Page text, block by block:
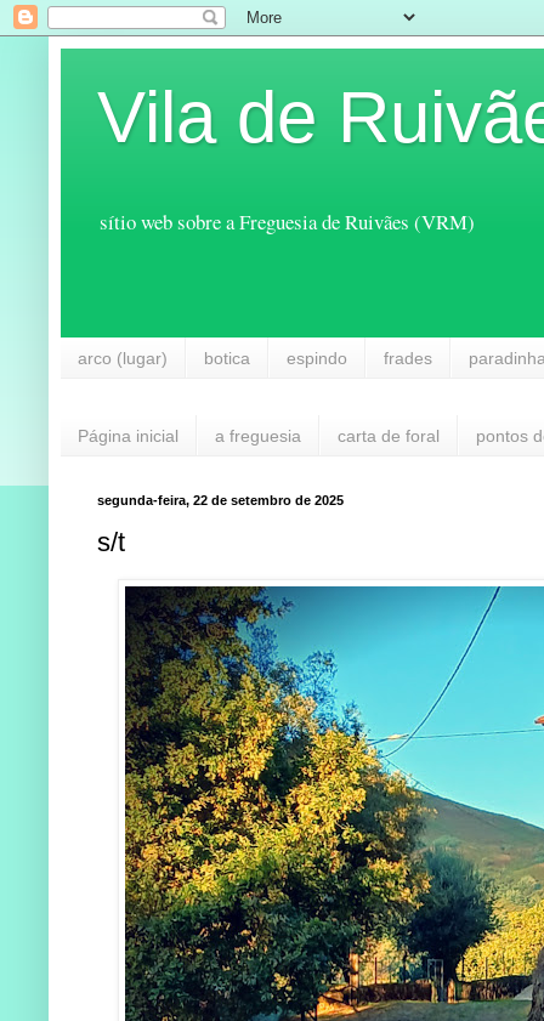
Vila de
sítio web sobre a Freguesia de Ruivães (VRM)
arco (lugar) botica espindo frades
Página inicial a freguesia carta de foral pontos
segunda-feira, 22 de setembro de 2025
s/t